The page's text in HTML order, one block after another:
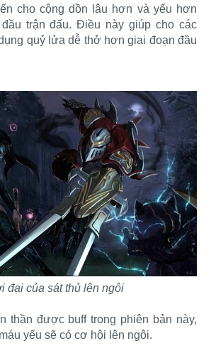
cho cộng dồn lâu hơn và yếu hơn
trận đấu. Điều này giúp cho các
quỷ lửa dễ thở hơn giai đoạn đầu
đại của sát thủ lên ngôi
thần được buff trong phiên bản này,
yếu sẽ có cơ hội lên ngôi.